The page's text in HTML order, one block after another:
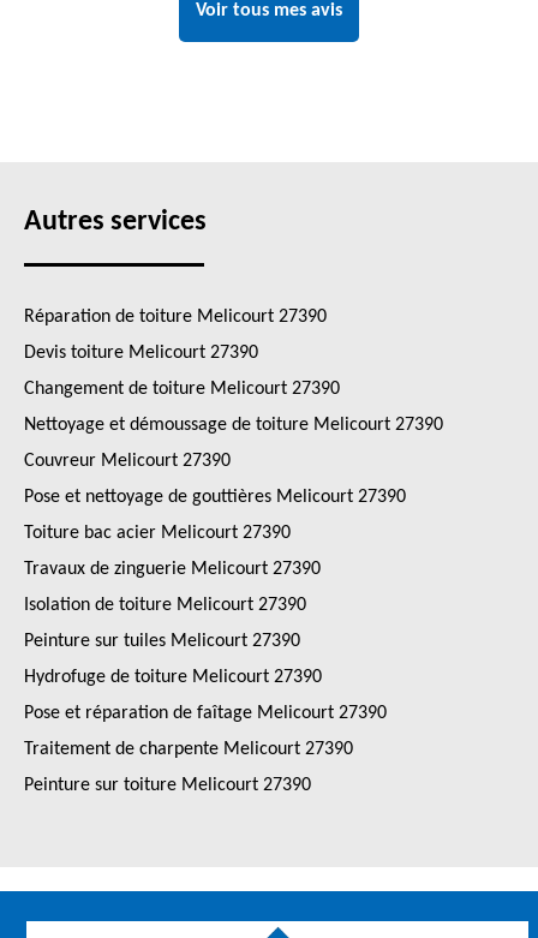
Voir tous mes avis
Autres services
Réparation de toiture Melicourt 27390
Devis toiture Melicourt 27390
Changement de toiture Melicourt 27390
Nettoyage et démoussage de toiture Melicourt 27390
Couvreur Melicourt 27390
Pose et nettoyage de gouttières Melicourt 27390
Toiture bac acier Melicourt 27390
Travaux de zinguerie Melicourt 27390
Isolation de toiture Melicourt 27390
Peinture sur tuiles Melicourt 27390
Hydrofuge de toiture Melicourt 27390
Pose et réparation de faîtage Melicourt 27390
Traitement de charpente Melicourt 27390
Peinture sur toiture Melicourt 27390